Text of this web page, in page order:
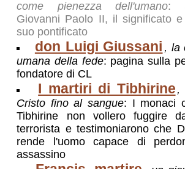
come pienezza dell'umano:
Giovanni Paolo II, il significato
suo pontificato
don Luigi Giussani , la
umana della fede: pagina sulla
fondatore di CL
I martiri di Tibhirine ,
Cristo fino al sangue: I monaci
Tibhirine non vollero fuggire
terrorista e testimoniarono che
rende l'uomo capace di
assassino